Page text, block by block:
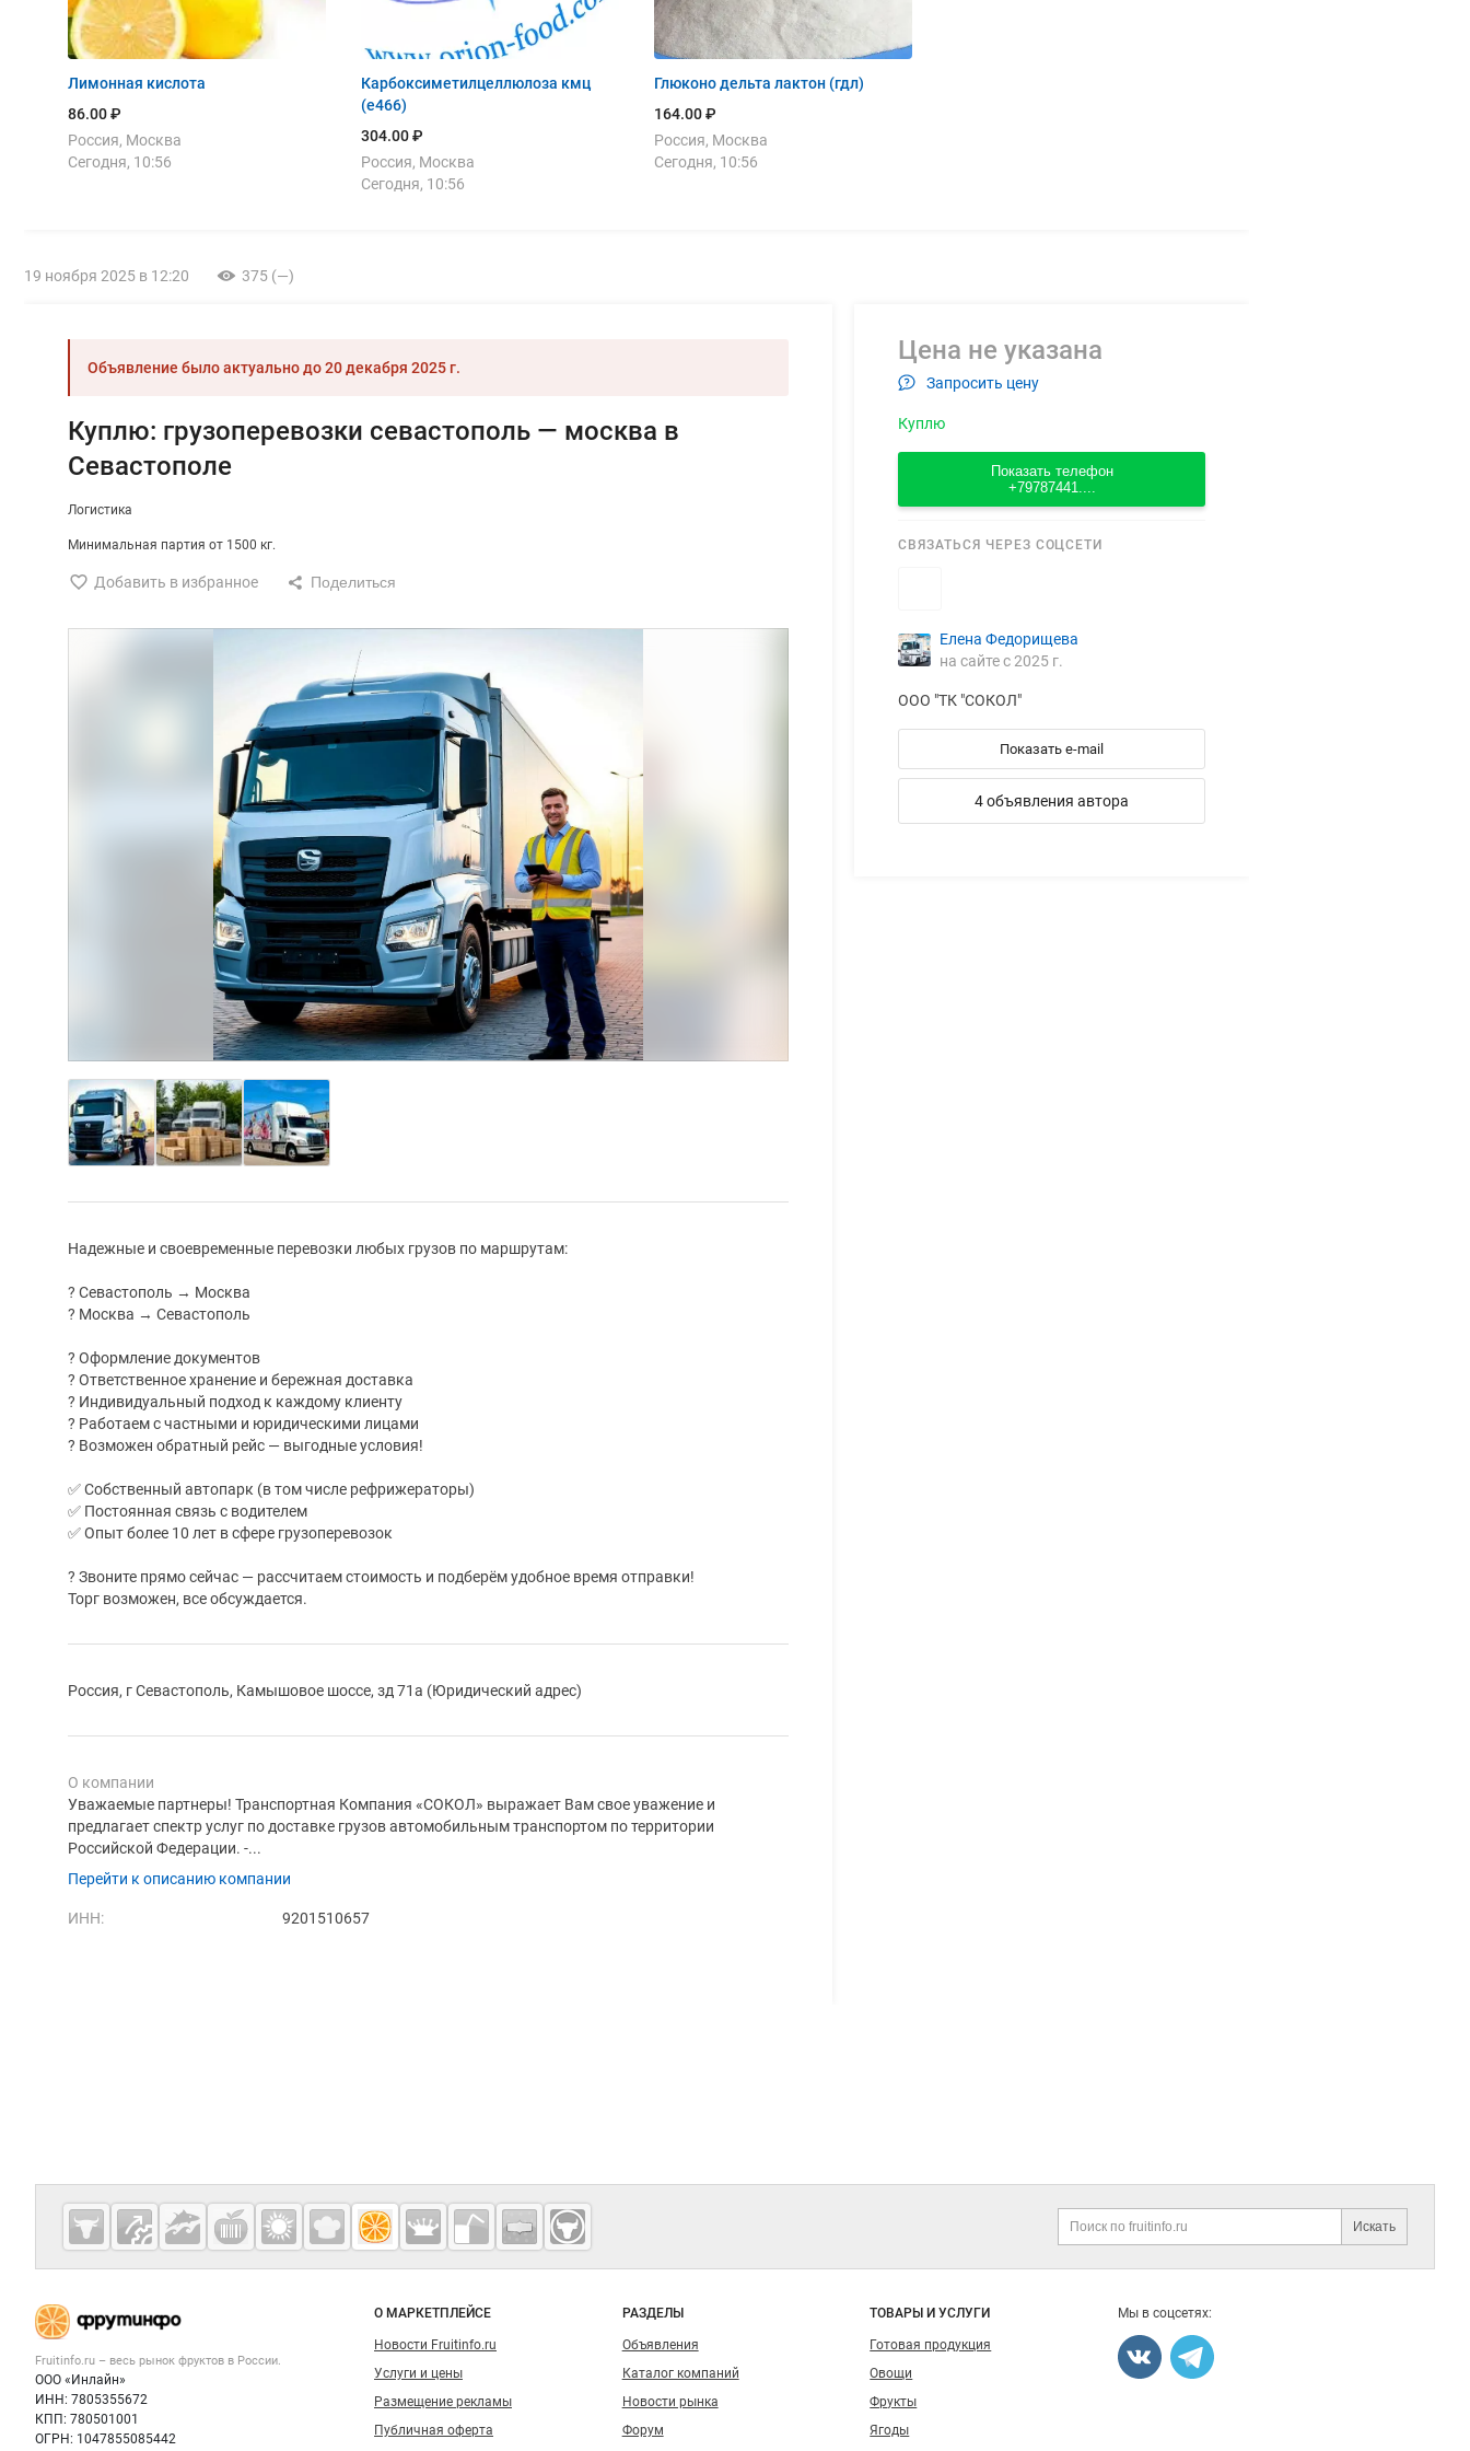
Лимонная кислота
86.00 ₽
Россия, Москва
Сегодня, 10:56
Карбоксиметилцеллюлоза кмц
(е466)
304.00 ₽
Россия, Москва
Сегодня, 10:56
Глюконо дельта лактон (гдл)
164.00 ₽
Россия, Москва
Сегодня, 10:56
19 ноября 2025 в 12:20 375 (—)
Объявление было актуально до20 декабря 2025 г.
Куплю: грузоперевозки севастополь — москва в
Севастополе
Логистика
Минимальная партия от 1500 кг.
Добавить в избранное
Надежные и своевременные перевозки любых грузов по маршрутам:
? Севастополь → Москва
? Москва → Севастополь
? Оформление документов
? Ответственное хранение и бережная доставка
? Индивидуальный подход к каждому клиенту
? Работаем с частными и юридическими лицами
? Возможен обратный рейс — выгодные условия!
✅ Собственный автопарк (в том числе рефрижераторы)
✅ Постоянная связь с водителем
✅ Опыт более 10 лет в сфере грузоперевозок
? Звоните прямо сейчас — рассчитаем стоимость и подберём удобное время отправки!
Торг возможен, все обсуждается.
Россия, г Севастополь, Камышовое шоссе, зд 71а (Юридический адрес)
О компании
Уважаемые партнеры! Транспортная Компания «СОКОЛ» выражает Вам свое уважение и
предлагает спектр услуг по доставке грузов автомобильным транспортом по территории
Российской Федерации. -...
Перейти к описанию компании
ИНН: 9201510657
Цена не указана
Запросить цену
Куплю
Показать телефон
+79787441....
СВЯЗАТЬСЯ ЧЕРЕЗ СОЦСЕТИ
Елена Федорищева
на сайте с 2025 г.
ООО "ТК "СОКОЛ"
Показать e-mail
4 объявления автора
Дополнительная информация
Искать
Cсылки на полезные проекты
Fruitinfo.ru
— рынок
фруктов
Важные разделы и контакты
Fruitinfo.ru – весь рынок фруктов в России.
ООО «Инлайн»
ИНН: 7805355672
КПП: 780501001
ОГРН: 1047855085442
Навигация по сайту
О МАРКЕТПЛЕЙСЕ
Новости Fruitinfo.ru
Услуги и цены
Размещение рекламы
Публичная оферта
РАЗДЕЛЫ
Объявления
Каталог компаний
Новости рынка
Форум
ТОВАРЫ И УСЛУГИ
Готовая продукция
Овощи
Фрукты
Ягоды
Мы в соцсетях: